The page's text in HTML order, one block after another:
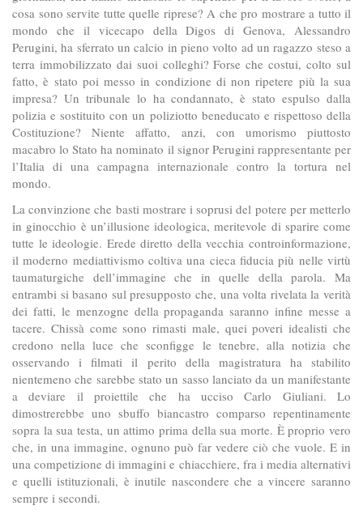
cosa sono servite tutte quelle riprese? A che pro mostrare a tutto il
mondo che il vicecapo della Digos di Genova, Alessandro
Perugini, ha sferrato un calcio in pieno volto ad un ragazzo steso a
terra immobilizzato dai suoi colleghi? Forse che costui, colto sul
fatto, è stato poi messo in condizione di non ripetere più la sua
impresa? Un tribunale lo ha condannato, è stato espulso dalla
polizia e sostituito con un poliziotto beneducato e rispettoso della
Costituzione? Niente affatto, anzi, con umorismo piuttosto
macabro lo Stato ha nominato il signor Perugini rappresentante per
l’Italia di una campagna internazionale contro la tortura nel
mondo.
La convinzione che basti mostrare i soprusi del potere per metterlo
in ginocchio è un’illusione ideologica, meritevole di sparire come
tutte le ideologie. Erede diretto della vecchia controinformazione,
il moderno mediattivismo coltiva una cieca fiducia più nelle virtù
taumaturgiche dell’immagine che in quelle della parola. Ma
entrambi si basano sul presupposto che, una volta rivelata la verità
dei fatti, le menzogne della propaganda saranno infine messe a
tacere. Chissà come sono rimasti male, quei poveri idealisti che
credono nella luce che sconfigge le tenebre, alla notizia che
osservando i filmati il perito della magistratura ha stabilito
nientemeno che sarebbe stato un sasso lanciato da un manifestante
a deviare il proiettile che ha ucciso Carlo Giuliani. Lo
dimostrerebbe uno sbuffo biancastro comparso repentinamente
sopra la sua testa, un attimo prima della sua morte. È proprio vero
che, in una immagine, ognuno può far vedere ciò che vuole. E in
una competizione di immagini e chiacchiere, fra i media alternativi
e quelli istituzionali, è inutile nascondere che a vincere saranno
sempre i secondi.